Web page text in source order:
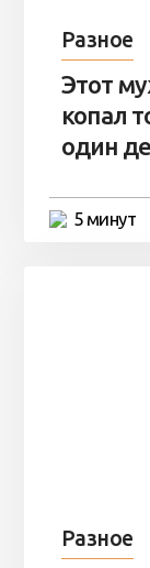
Разное
Этот
копал
один
5 минут
Разное